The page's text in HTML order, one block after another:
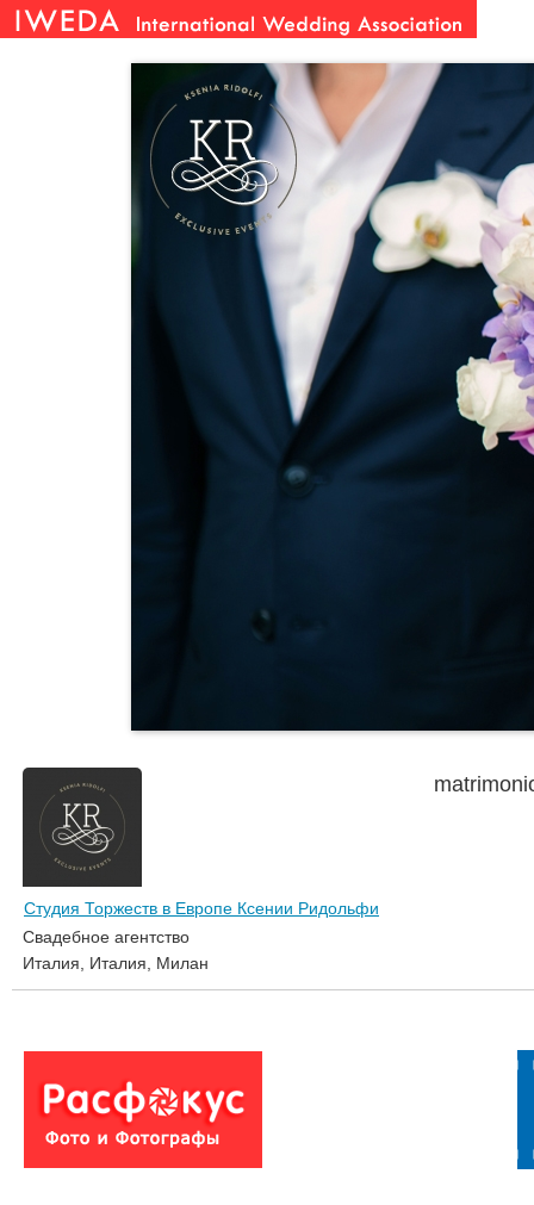
Студия Торжеств в Европе Ксении Ридольфи
Свадебное агентство
Италия, Италия, Милан